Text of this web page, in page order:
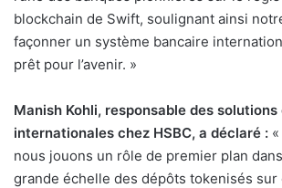
blockchain de Swift, soulignant ainsi
façonner un système bancaire
prêt pour l’avenir. »
Manish Kohli, responsable des solutions
internationales chez HSBC, a déclaré :
nous jouons un rôle de premier plan
grande échelle des dépôts tokenisés sur